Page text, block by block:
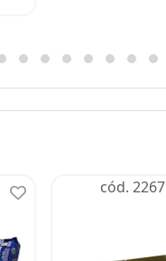
cód. 2267